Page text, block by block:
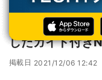
BIツールの
したガイド付き
掲載日 2021/12/06 12:42